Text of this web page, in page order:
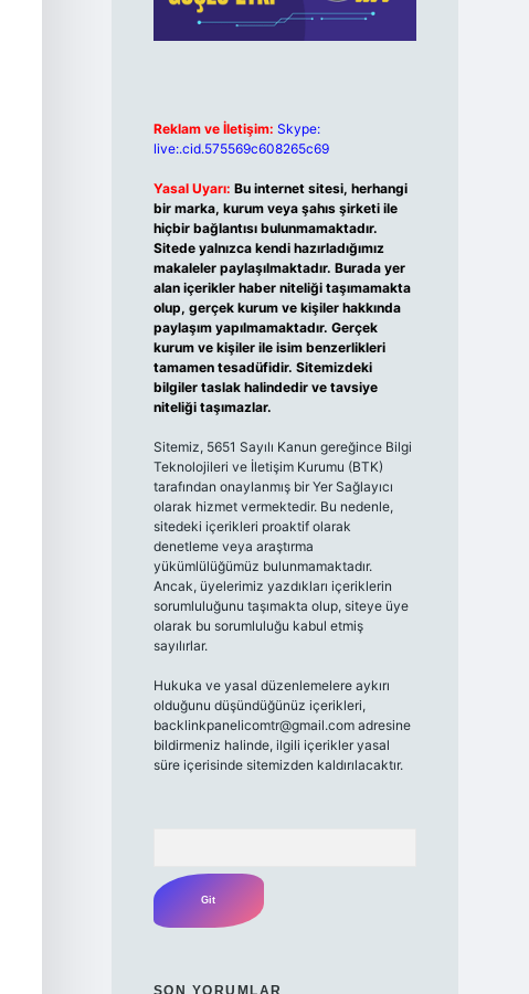
Reklam ve İletişim: Skype:
live:.cid.575569c608265c69
Yasal Uyarı: Bu internet sitesi, herhangi
bir marka, kurum veya şahıs şirketi ile
hiçbir bağlantısı bulunmamaktadır.
Sitede yalnızca kendi hazırladığımız
makaleler paylaşılmaktadır. Burada yer
alan içerikler haber niteliği taşımamakta
olup, gerçek kurum ve kişiler hakkında
paylaşım yapılmamaktadır. Gerçek
kurum ve kişiler ile isim benzerlikleri
tamamen tesadüfidir. Sitemizdeki
bilgiler taslak halindedir ve tavsiye
niteliği taşımazlar.
Sitemiz, 5651 Sayılı Kanun gereğince Bilgi
Teknolojileri ve İletişim Kurumu (BTK)
tarafından onaylanmış bir Yer Sağlayıcı
olarak hizmet vermektedir. Bu nedenle,
sitedeki içerikleri proaktif olarak
denetleme veya araştırma
yükümlülüğümüz bulunmamaktadır.
Ancak, üyelerimiz yazdıkları içeriklerin
sorumluluğunu taşımakta olup, siteye üye
olarak bu sorumluluğu kabul etmiş
sayılırlar.
Hukuka ve yasal düzenlemelere aykırı
olduğunu düşündüğünüz içerikleri,
backlinkpanelicomtr@gmail.comadresine
bildirmeniz halinde, ilgili içerikler yasal
süre içerisinde sitemizden kaldırılacaktır.
SON YORUMLAR